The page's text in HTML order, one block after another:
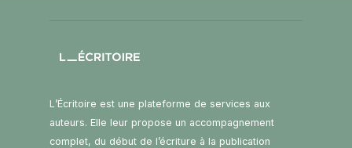
L’Écritoire est une plateforme de services aux
auteurs. Elle leur propose un accompagnement
complet, du début de l’écriture à la publication